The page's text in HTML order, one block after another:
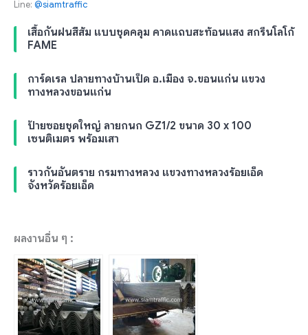
Line: @siamtraffic
เสื้อกันฝนสีส้ม แบบชุดคลุม คาดแถบสะท้อนแสง สกรีนโลโก้
FAME
การ์ดเรล ปลายทางบ้านเป็ด อ.เมือง จ.ขอนแก่น แขวง
ทางหลวงขอนแก่น
ป้ายซอยชุดใหญ่ ลายกนก GZ1/2 ขนาด 30 x 100
เซนติเมตร พร้อมเสา
ราวกันอันตราย กรมทางหลวง แขวงทางหลวงร้อยเอ็ด
จังหวัดร้อยเอ็ด
ผลงานอื่น ๆ :